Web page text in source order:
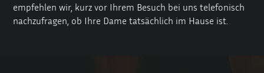
empfehlen wir, kurz vor Ihrem Besuch bei uns telefonisch
nachzufragen, ob Ihre Dame tatsächlich im Hause ist.